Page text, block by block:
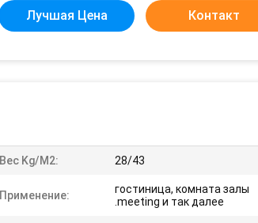
Лучшая Цена Контакт
Вес Kg/m2: 28/43
Применение:
гостиница, комната залы
.meeting и так далее